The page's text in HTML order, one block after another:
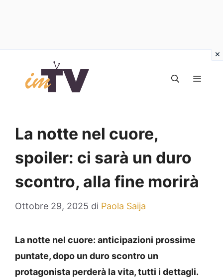
contenuto
La notte nel cuore,
spoiler: ci sarà un duro
scontro, alla fine morirà
Ottobre 29, 2025 di Paola Saija
La notte nel cuore: anticipazioni prossime
puntate, dopo un duro scontro un
protagonista perderà la vita, tutti i dettagli.